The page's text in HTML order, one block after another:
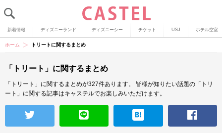
新着情報 ディズニーランド ディズニーシー チケット USJ ホテル空室
ホーム トリートに関するまとめ
「トリート」に関するまとめ
「トリート」に関するまとめが327件あります。
皆様が知りたい話題の「トリ
ート」に関する記事はキャステルでお楽しみいただけます。